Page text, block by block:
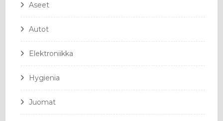
Aseet
Autot
Elektroniikka
Hygienia
Juomat